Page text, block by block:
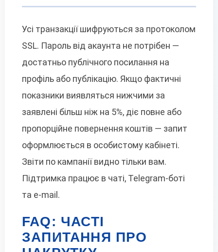
Усі транзакції шифруються за протоколом
SSL. Пароль від акаунта не потрібен —
достатньо публічного посилання на
профіль або публікацію. Якщо фактичні
показники виявляться нижчими за
заявлені більш ніж на 5%, діє повне або
пропорційне повернення коштів — запит
оформлюється в особистому кабінеті.
Звіти по кампанії видно тільки вам.
Підтримка працює в чаті, Telegram-боті
та e-mail.
FAQ: ЧАСТІ
ЗАПИТАННЯ ПРО